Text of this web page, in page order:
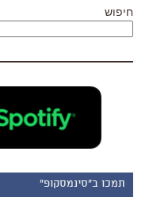
חיפוש
תמכו ב"סינמסקופ"